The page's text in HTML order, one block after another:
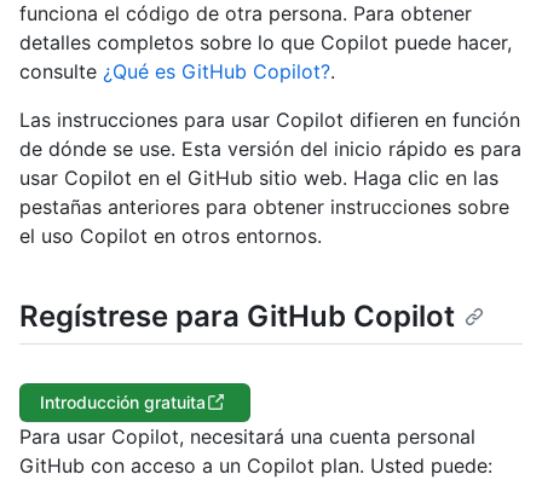
funciona el código de otra persona. Para obtener
detalles completos sobre lo que Copilot puede hacer,
consulte ¿Qué es GitHub Copilot?.
Las instrucciones para usar Copilot difieren en función
de dónde se use. Esta versión del inicio rápido es para
usar Copilot en el GitHub sitio web. Haga clic en las
pestañas anteriores para obtener instrucciones sobre
el uso Copilot en otros entornos.
Regístrese para GitHub Copilot
Introducción gratuita
Para usar Copilot, necesitará una cuenta personal
GitHub con acceso a un Copilot plan. Usted puede: